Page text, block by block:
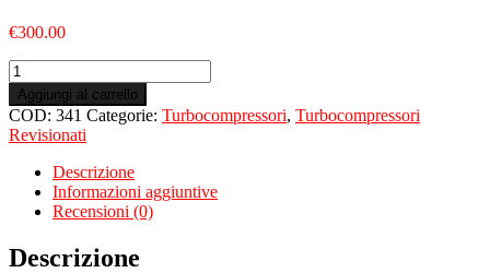
€300.00
Turbo
Revisionato
per
CITROEN
Jumper
DW10UTD
quantità
Aggiungi al carrello
COD: 341 Categorie: Turbocompressori, Turbocompressori
Revisionati
Descrizione
Informazioni aggiuntive
Recensioni (0)
Descrizione